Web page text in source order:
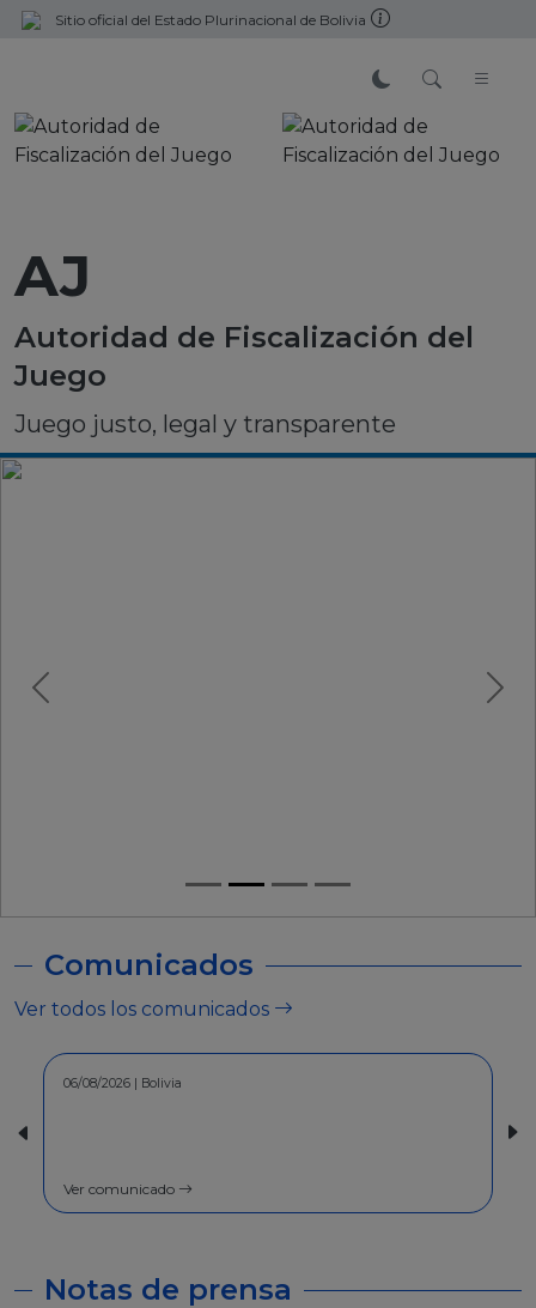
Sitio oficial del Estado Plurinacional de Bolivia
AJ
Autoridad de Fiscalización del
Juego
Juego justo, legal y transparente
Comunicados
Ver todos los comunicados
06/08/2026 | Bolivia
Ver comunicado
COMUNICADO - A la
Notas de prensa